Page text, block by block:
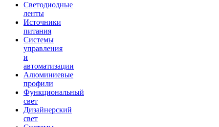
Светодиодные
ленты
Источники
питания
Системы
управления
и
автоматизации
Алюминиевые
профили
Функциональный
свет
Дизайнерский
свет